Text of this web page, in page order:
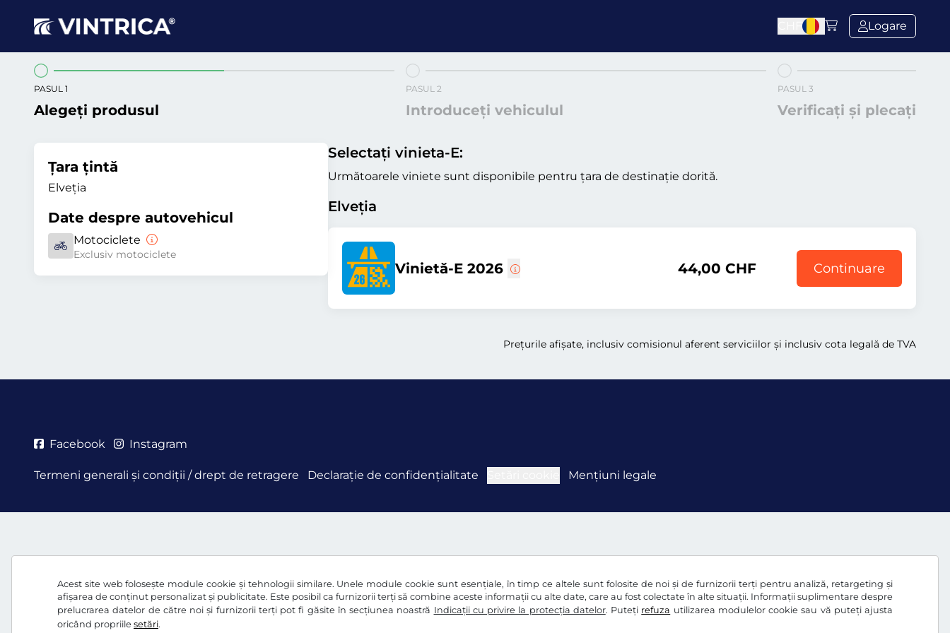
Acest site web folosește module cookie și tehnologii similare. Unele module cookie sunt esențiale, în timp ce altele sunt folosite de noi și de furnizorii terți pentru analiză, retargeting și
afișarea de conținut personalizat și publicitate. Este posibil ca furnizorii terți să combine aceste informații cu alte date, care au fost colectate în alte situații. Informații suplimentare despre
prelucrarea datelor de către noi și furnizorii terți pot fi găsite în secțiunea noastră Indicații cu privire la protecția datelor. Puteți refuza utilizarea modulelor cookie sau vă puteți ajusta
oricând propriile setări.
Logare
PASUL 1
Alegeți produsul
PASUL 2
Introduceți vehiculul
PASUL 3
Verificați și plecați
Țara țintă
Elveția
Date despre autovehicul
Motociclete
Exclusiv motociclete
Selectați vinieta-E:
Următoarele viniete sunt disponibile pentru țara de destinație dorită.
Elveția
Vinietă-E 2026 44,00 CHF Continuare
Preţurile afişate, inclusiv comisionul aferent serviciilor și inclusiv cota legală de TVA
Facebook Instagram
Termeni generali şi condiţii / drept de retragere Declaraţie de confidențialitate Mențiuni legale